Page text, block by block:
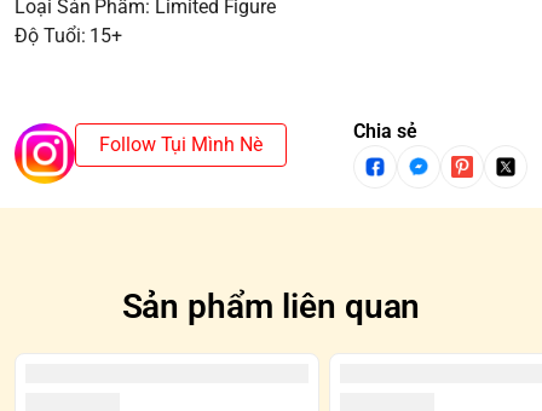
Loại Sản Phẩm: Limited Figure
Độ Tuổi: 15+
Follow Tụi Mình Nè
Chia sẻ
Sản phẩm liên quan